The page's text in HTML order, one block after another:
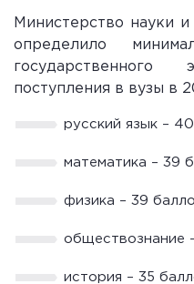
Министерство науки
определило
поступления в вузы в
русский язык –
математика – 39
физика – 39
обществознание
история – 35